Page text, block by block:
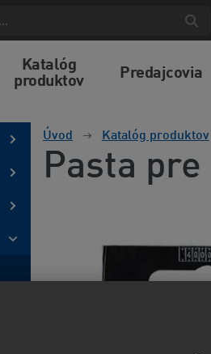
Katalóg
produktov
Predajcovia
Úvod Katalóg produktov
Pasta